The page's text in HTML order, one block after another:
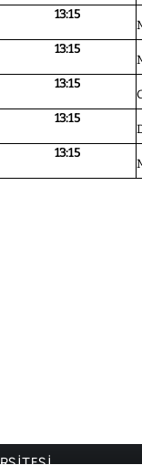
13:15
13:15
13:15
13:15
13:15